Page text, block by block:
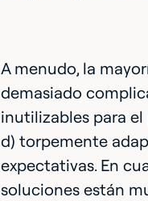
A menudo, la
demasiado
inutilizables para
d) torpemente
expectativas. En
soluciones están